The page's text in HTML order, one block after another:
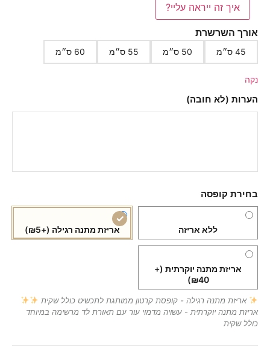
איך זה ייראה עליי?
השרשרת
50 ס״מ 55 ס״מ 60 ס״מ
(לא חובה)
קופסה
ללא אריזה אריזת מתנה רגילה(+₪5)
אריזת מתנה יוקרתית(+
מתנה רגילה - קופסת קרטון ממותגת לתכשיט כולל שקית
מתנה יוקרתית - עשויה מדמוי עור עם תאורת לד מרשימה במיוחד
שקית